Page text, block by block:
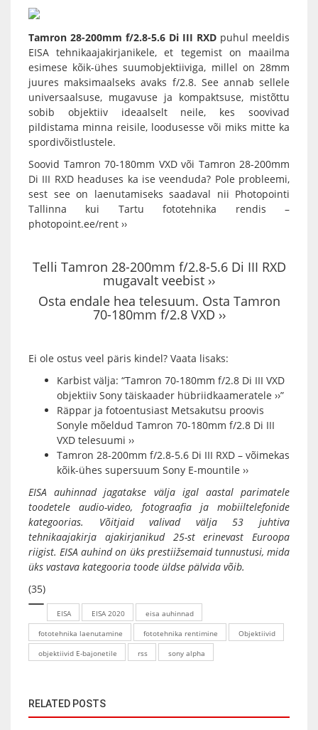
Tamron 28-200mm f/2.8-5.6 Di III RXD puhul meeldis
EISA tehnikaajakirjanikele, et tegemist on maailma
esimese kõik-ühes suumobjektiiviga, millel on 28mm
juures maksimaalseks avaks f/2.8. See annab sellele
universaalsuse, mugavuse ja kompaktsuse, mistõttu
sobib objektiiv ideaalselt neile, kes soovivad
pildistama minna reisile, loodusesse või miks mitte ka
spordivõistlustele.
Soovid Tamron 70-180mm VXD või Tamron 28-200mm
Di III RXD headuses ka ise veenduda? Pole probleemi,
sest see on laenutamiseks saadaval nii Photopointi
Tallinna kui Tartu fototehnika rendis –
photopoint.ee/rent ››
Telli Tamron 28-200mm f/2.8-5.6 Di III RXD
mugavalt veebist ››
Osta endale hea telesuum. Osta Tamron
70-180mm f/2.8 VXD ››
Ei ole ostus veel päris kindel? Vaata lisaks:
Karbist välja: “Tamron 70-180mm f/2.8 Di III VXD
objektiiv Sony täiskaader hübriidkaameratele ››”
Räppar ja fotoentusiast Metsakutsu proovis
Sonyle mõeldud Tamron 70-180mm f/2.8 Di III
VXD telesuumi ››
Tamron 28-200mm f/2.8-5.6 Di III RXD – võimekas
kõik-ühes supersuum Sony E-mountile ››
EISA auhinnad jagatakse välja igal aastal parimatele
toodetele audio-video, fotograafia ja mobiiltelefonide
kategoorias. Võitjaid valivad välja 53 juhtiva
tehnikaajakirja ajakirjanikud 25-st erinevast Euroopa
riigist. EISA auhind on üks prestiižsemaid tunnustusi, mida
üks vastava kategooria toode üldse pälvida võib.
(35)
EISA EISA 2020
eisa auhinnad
fototehnika laenutamine
fototehnika rentimine
Objektiivid
objektiivid E-bajonetile
rss sony alpha
RELATED POSTS